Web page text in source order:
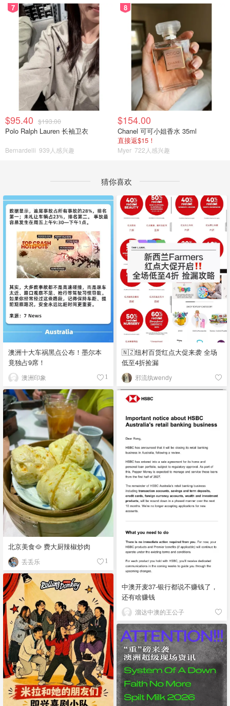
7
$95.40 $193.00
Polo Ralph Lauren 长袖卫衣
Bernardelli 939人感兴趣
8
$154.00
Chanel 可可小姐香水 35ml
直接返$15！
Myer 722人感兴趣
猜你喜欢
澳洲十大车祸黑点公布！墨尔本
竟独占9席！
澳洲印象 1
🇳🇿纽村百货红点大促来袭 全场
低至4折捡漏
邪流纨wendy
北京美食🥘 费大厨辣椒炒肉
丢丢乐 1
中澳开麦37-银行都说不赚钱了，
还有啥赚钱
溜达中澳的王公子